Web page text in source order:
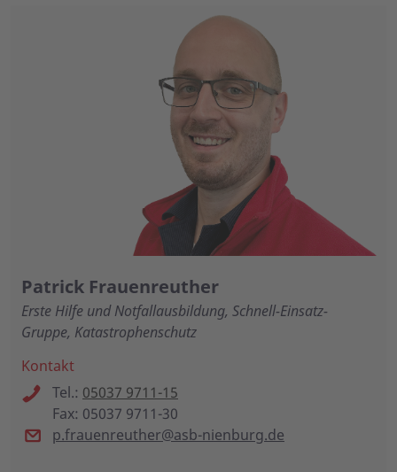
Patrick Frauenreuther
Erste Hilfe und Notfallausbildung, Schnell-Einsatz-
Gruppe, Katastrophenschutz
Kontakt
Tel.: 05037 9711-15
Fax: 05037 9711-30
p.frauenreuther@asb-nienburg.de